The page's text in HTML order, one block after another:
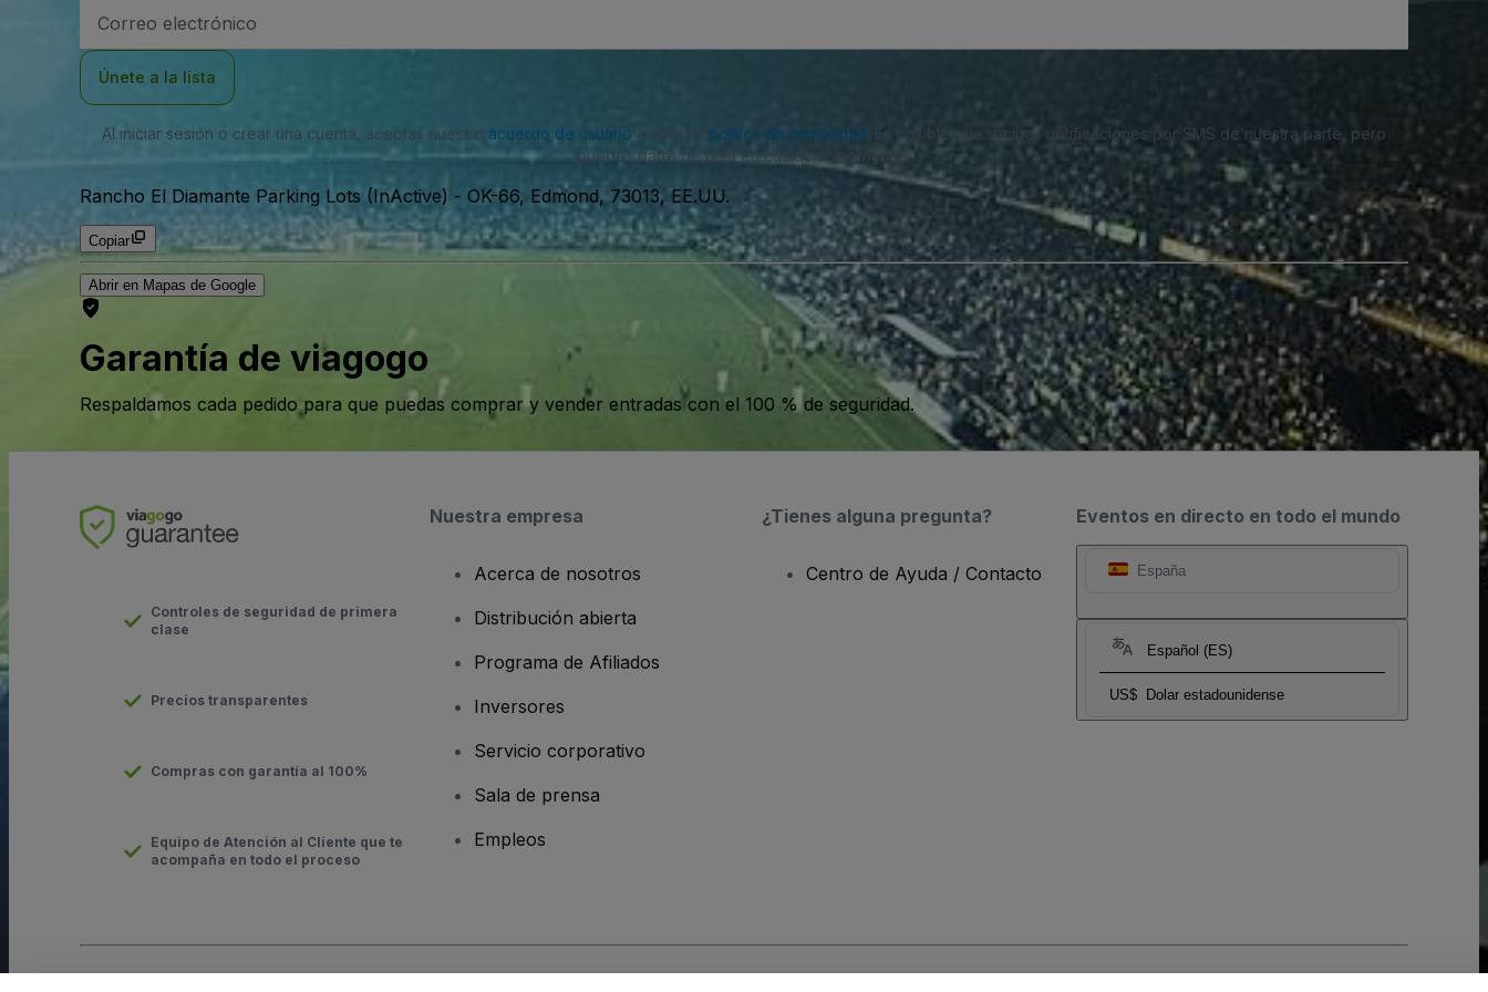
de
Únete a la lista
Al iniciar sesión o crear una cuenta, aceptas nuestro acuerdo de usuarioy nuestra política de privacidad . Es posible que recibas notificaciones por SMS de nuestra parte, pero
puedes darte de baja en cualquier momento.
Rancho El Diamante Parking Lots (InActive) - OK-66, Edmond, 73013, EE.UU.
Copiar
Abrir en Mapas de Google
Garantía de viagogo
Respaldamos cada pedido para que puedas comprar y vender entradas con el 100 % de seguridad.
Eventos en directo en todo el mundo
España
Español (ES)
US$ Dolar estadounidense
Controles de seguridad de primera
clase
Precios transparentes
Compras con garantía al 100%
Equipo de Atención al Cliente que te
acompaña en todo el proceso
Nuestra empresa
Acerca de nosotros
Distribución abierta
Programa de Afiliados
Inversores
Servicio corporativo
Sala de prensa
Empleos
¿Tienes alguna pregunta?
Centro de Ayuda / Contacto